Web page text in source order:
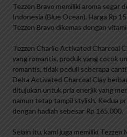
Tezzen Bravo memiliki aroma segar
Indonesia (Blue Ocean). Harga Rp
Tezzen Bravo dikemas dengan
Tezzen Charlie Activated Charcoal
yang romantis, produk yang cocok
romantis, tidak peduli seberapa
Delta Activated Charcoal Clay
ditujukan untuk pria enerjik yang
namun tetap tampil stylish. Kedua
dengan hadiah sebesar Rp 165.000.
Selain itu, kami juga memiliki Tezzen